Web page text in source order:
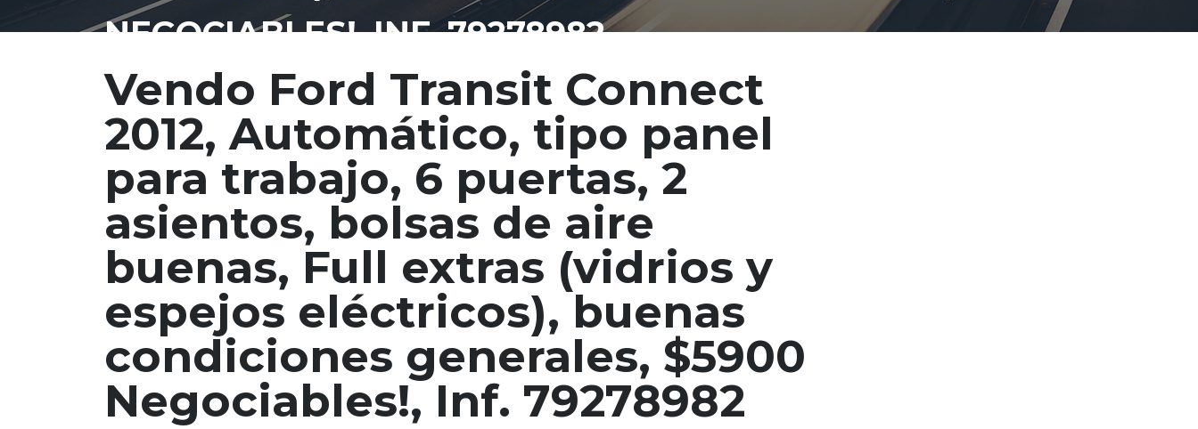
NEGOCIABLES!, INF. 79278982
Vendo Ford Transit Connect
2012, Automático, tipo panel
para trabajo, 6 puertas, 2
asientos, bolsas de aire
buenas, Full extras (vidrios y
espejos eléctricos), buenas
condiciones generales, $5900
Negociables!, Inf. 79278982